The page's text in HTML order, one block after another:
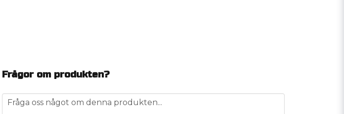
Frågor om produkten?
question
Fråga oss något om denna produkten...